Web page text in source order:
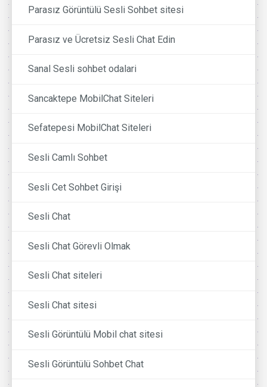
Parasız Görüntülü Sesli Sohbet sitesi
Parasız ve Ücretsiz Sesli Chat Edin
Sanal Sesli sohbet odalari
Sancaktepe MobilChat Siteleri
Sefatepesi MobilChat Siteleri
Sesli Camlı Sohbet
Sesli Cet Sohbet Girişi
Sesli Chat
Sesli Chat Görevli Olmak
Sesli Chat siteleri
Sesli Chat sitesi
Sesli Görüntülü Mobil chat sitesi
Sesli Görüntülü Sohbet Chat